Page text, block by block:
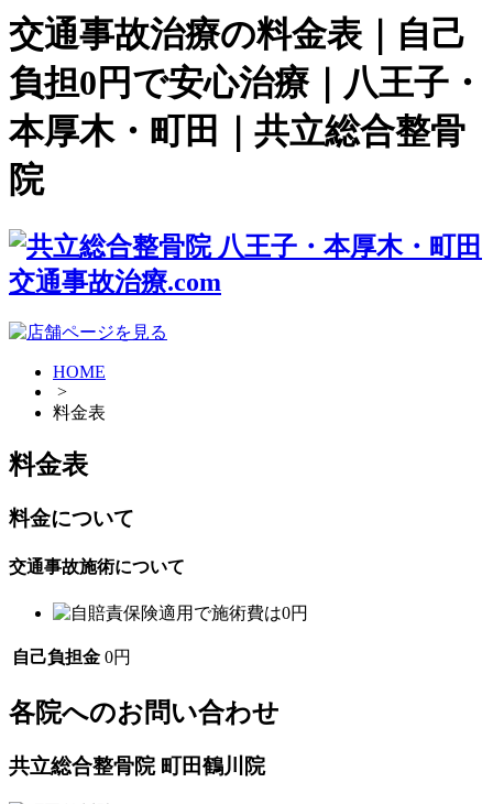
交通事故治療の料金表｜自己
負担0円で安心治療｜八王子・
本厚木・町田｜共立総合整骨
院
HOME
>
料金表
料金表
料金について
交通事故施術について
自己負担金 0円
各院へのお問い合わせ
共立総合整骨院 町田鶴川院